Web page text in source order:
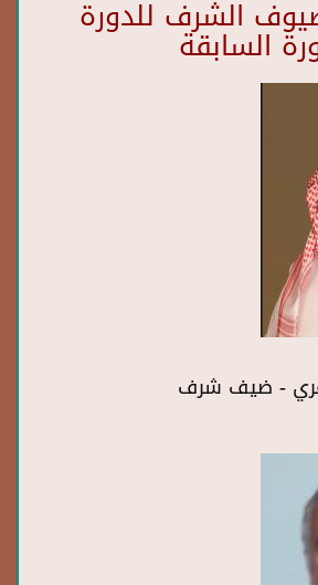
الشرف للدورة
السابقة
- ضيف شرف